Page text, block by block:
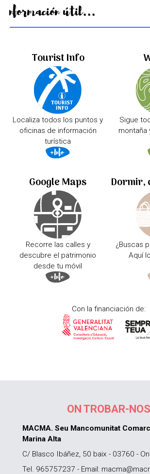
Información útil...
Tourist Info
Localiza todos los puntos y
oficinas de información
turística
Sigue
montaña
Google Maps
Recorre las calles y
descubre el patrimonio
desde tu móvil
¿Buscas
Aquí
Con la financiación de:
ON TROBAR-NOS
MACMA. Seu Mancomunitat
Marina Alta
C/ Blasco Ibáñez, 50 baix - 03760 -
Tel. 965757237 - Email: